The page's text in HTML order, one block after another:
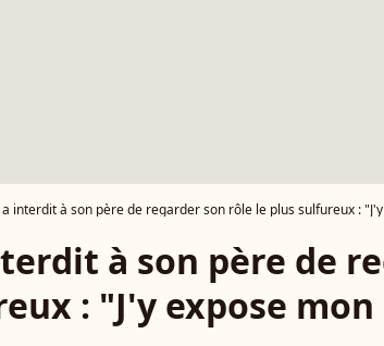
interdit à son père de regarder son rôle le plus sulfureux :
à son père de
: "J'y expose